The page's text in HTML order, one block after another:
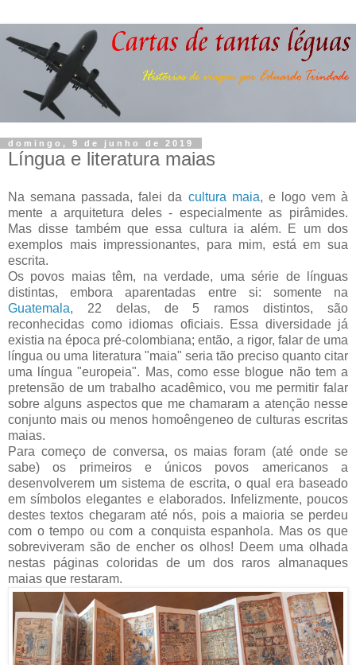
domingo, 9 de junho de 2019
Língua e literatura maias
Na semana passada, falei da cultura maia, e logo vem à
mente a arquitetura deles - especialmente as pirâmides.
Mas disse também que essa cultura ia além. E um dos
exemplos mais impressionantes, para mim, está em sua
escrita.
Os povos maias têm, na verdade, uma série de línguas
distintas, embora aparentadas entre si: somente na
Guatemala, 22 delas, de 5 ramos distintos, são
reconhecidas como idiomas oficiais. Essa diversidade já
existia na época pré-colombiana; então, a rigor, falar de uma
língua ou uma literatura "maia" seria tão preciso quanto citar
uma língua "europeia". Mas, como esse blogue não tem a
pretensão de um trabalho acadêmico, vou me permitir falar
sobre alguns aspectos que me chamaram a atenção nesse
conjunto mais ou menos homoêngeneo de culturas escritas
maias.
Para começo de conversa, os maias foram (até onde se
sabe) os primeiros e únicos povos americanos a
desenvolverem um sistema de escrita, o qual era baseado
em símbolos elegantes e elaborados. Infelizmente, poucos
destes textos chegaram até nós, pois a maioria se perdeu
com o tempo ou com a conquista espanhola. Mas os que
sobreviveram são de encher os olhos! Deem uma olhada
nestas páginas coloridas de um dos raros almanaques
maias que restaram.